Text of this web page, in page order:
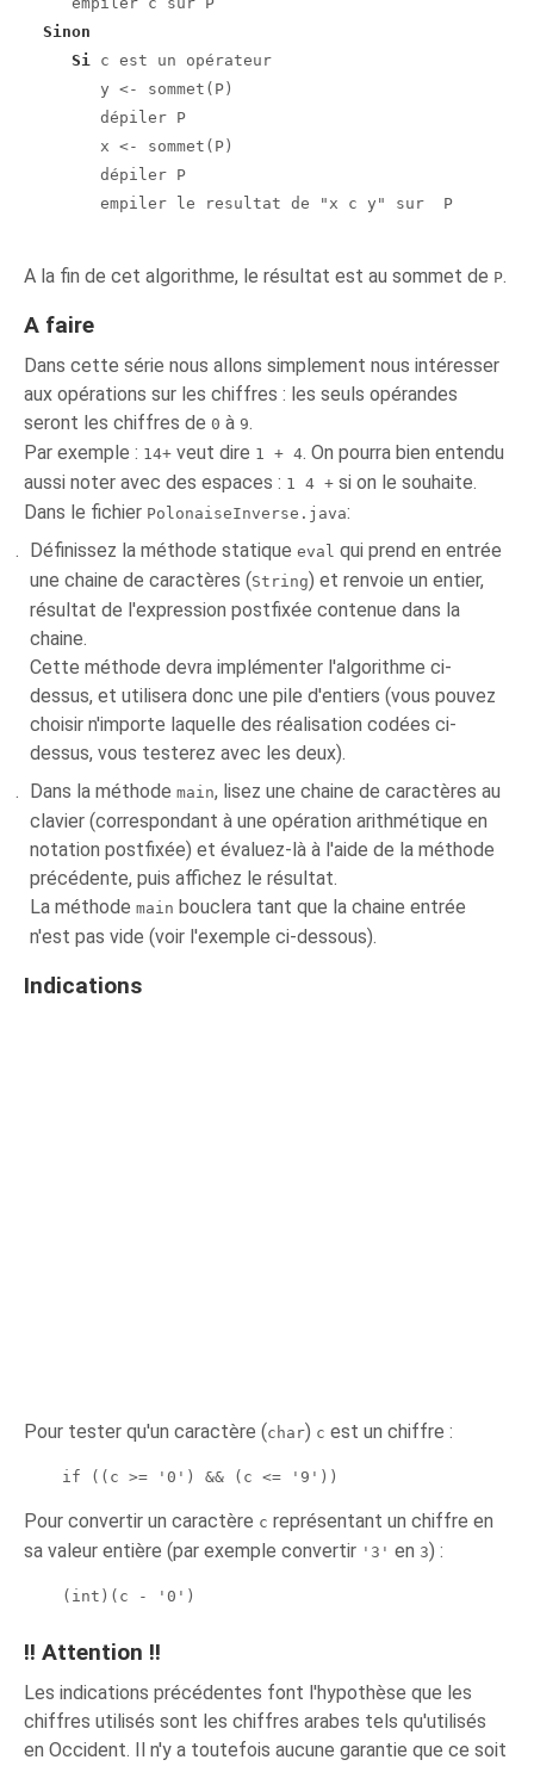
Sinon
Si c est un opérateur
        y <- sommet(P)
        dépiler P
        x <- sommet(P)
        dépiler P
        empiler le resultat de "x c y" sur  P
A la fin de cet algorithme, le résultat est au sommet de P.
A faire
Dans cette série nous allons simplement nous intéresser
aux opérations sur les chiffres : les seuls opérandes
seront les chiffres de0 à 9.
Par exemple : 14+ veut dire 1 + 4. On pourra bien entendu
aussi noter avec des espaces : 1 4 + si on le souhaite.
Dans le fichier PolonaiseInverse.java:
Définissez la méthode statiqueeval qui prend en entrée
une chaine de caractères (String) et renvoie un entier,
résultat de l'expression postfixée contenue dans la
chaine.
Cette méthode devra implémenter l'algorithme ci-
dessus, et utilisera donc une pile d'entiers (vous pouvez
choisir n'importe laquelle des réalisation codées ci-
dessus, vous testerez avec les deux).
Dans la méthodemain, lisez une chaine de caractères au
clavier (correspondant à une opération arithmétique en
notation postfixée) et évaluez-là à l'aide de la méthode
précédente, puis affichez le résultat.
La méthodemain bouclera tant que la chaine entrée
n'est pas vide (voir l'exemple ci-dessous).
Indications
Pour tester qu'un caractère (char) c est un chiffre :
    if ((c >= '0') && (c <= '9'))
Pour convertir un caractère c représentant un chiffre en
sa valeur entière (par exemple convertir '3' en 3) :
    (int)(c - '0')
!! Attention !!
Les indications précédentes font l'hypothèse que les
chiffres utilisés sont les chiffres arabes tels qu'utilisés
en Occident. Il n'y a toutefois aucune garantie que ce soit